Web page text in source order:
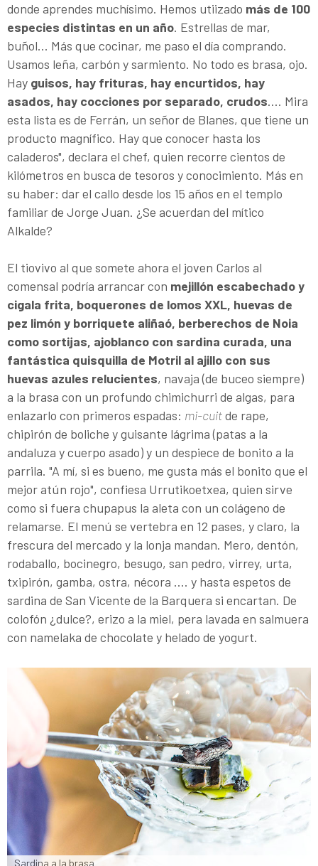
donde aprendes muchísimo. Hemos utiizado más de 100
especies distintas en un año. Estrellas de mar,
buñol... Más que cocinar, me paso el día comprando.
Usamos leña, carbón y sarmiento. No todo es brasa, ojo.
Hay guisos, hay frituras, hay encurtidos, hay
asados, hay cocciones por separado, crudos.... Mira
esta lista es de Ferrán, un señor de Blanes, que tiene un
producto magnífico. Hay que conocer hasta los
caladeros", declara el chef, quien recorre cientos de
kilómetros en busca de tesoros y conocimiento. Más en
su haber: dar el callo desde los 15 años en el templo
familiar de Jorge Juan. ¿Se acuerdan del mítico
Alkalde?
El tiovivo al que somete ahora el joven Carlos al
comensal podría arrancar con mejillón escabechado y
cigala frita, boquerones de lomos XXL, huevas de
pez limón y borriquete aliñaó, berberechos de Noia
como sortijas, ajoblanco con sardina curada, una
fantástica quisquilla de Motril al ajillo con sus
huevas azules relucientes, navaja (de buceo siempre)
a la brasa con un profundo chimichurri de algas, para
enlazarlo con primeros espadas: mi-cuitde rape,
chipirón de boliche y guisante lágrima (patas a la
andaluza y cuerpo asado) y un despiece de bonito a la
parrila. "A mí, si es bueno, me gusta más el bonito que el
mejor atún rojo", confiesa Urrutikoetxea, quien sirve
como si fuera chupapus la aleta con un colágeno de
relamarse. El menú se vertebra en 12 pases, y claro, la
frescura del mercado y la lonja mandan. Mero, dentón,
rodaballo, bocinegro, besugo, san pedro, virrey, urta,
txipirón, gamba, ostra, nécora .... y hasta espetos de
sardina de San Vicente de la Barquera si encartan. De
colofón ¿dulce?, erizo a la miel, pera lavada en salmuera
con namelaka de chocolate y helado de yogurt.
Sardina a la brasa